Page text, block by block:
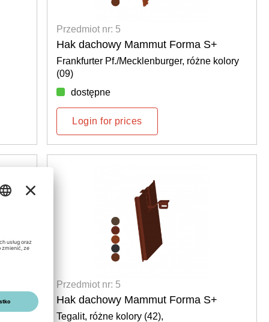
Przedmiot nr: 5
Hak dachowy Mammut Forma S+
Frankfurter Pf./Mecklenburger, różne kolory
(09)
dostępne
Login for prices
Przedmiot nr: 5
Hak dachowy Mammut Forma S+
Tegalit, różne kolory (42),